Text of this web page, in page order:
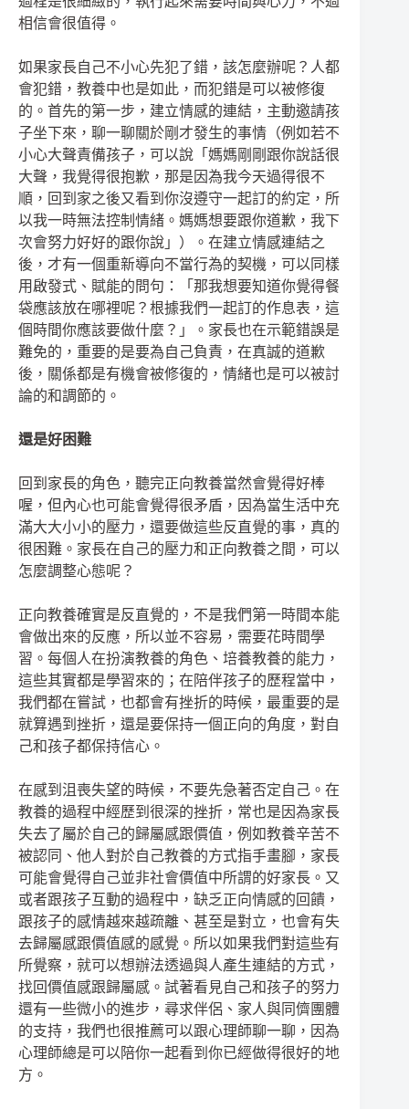
相信會很值得。
如果家長自己不小心先犯了錯，該怎麼辦呢？人都
會犯錯，教養中也是如此，而犯錯是可以被修復
的。首先的第一步，建立情感的連結，主動邀請孩
子坐下來，聊一聊關於剛才發生的事情（例如若不
小心大聲責備孩子，可以說「媽媽剛剛跟你說話很
大聲，我覺得很抱歉，那是因為我今天過得很不
順，回到家之後又看到你沒遵守一起訂的約定，所
以我一時無法控制情緒。媽媽想要跟你道歉，我下
次會努力好好的跟你說」）。在建立情感連結之
後，才有一個重新導向不當行為的契機，可以同樣
用啟發式、賦能的問句：「那我想要知道你覺得餐
袋應該放在哪裡呢？根據我們一起訂的作息表，這
個時間你應該要做什麼？」。家長也在示範錯誤是
難免的，重要的是要為自己負責，在真誠的道歉
後，關係都是有機會被修復的，情緒也是可以被討
論的和調節的。
還是好困難
回到家長的角色，聽完正向教養當然會覺得好棒
喔，但內心也可能會覺得很矛盾，因為當生活中充
滿大大小小的壓力，還要做這些反直覺的事，真的
很困難。家長在自己的壓力和正向教養之間，可以
怎麼調整心態呢？
正向教養確實是反直覺的，不是我們第一時間本能
會做出來的反應，所以並不容易，需要花時間學
習。每個人在扮演教養的角色、培養教養的能力，
這些其實都是學習來的；在陪伴孩子的歷程當中，
我們都在嘗試，也都會有挫折的時候，最重要的是
就算遇到挫折，還是要保持一個正向的角度，對自
己和孩子都保持信心。
在感到沮喪失望的時候，不要先急著否定自己。在
教養的過程中經歷到很深的挫折，常也是因為家長
失去了屬於自己的歸屬感跟價值，例如教養辛苦不
被認同、他人對於自己教養的方式指手畫腳，家長
可能會覺得自己並非社會價值中所謂的好家長。又
或者跟孩子互動的過程中，缺乏正向情感的回饋，
跟孩子的感情越來越疏離、甚至是對立，也會有失
去歸屬感跟價值感的感覺。所以如果我們對這些有
所覺察，就可以想辦法透過與人產生連結的方式，
找回價值感跟歸屬感。試著看見自己和孩子的努力
還有一些微小的進步，尋求伴侶、家人與同儕團體
的支持，我們也很推薦可以跟心理師聊一聊，因為
心理師總是可以陪你一起看到你已經做得很好的地
方。